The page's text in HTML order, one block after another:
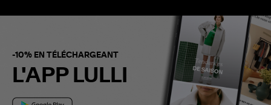
-10% EN TÉLÉCHARGEANT
L'APP LULLI